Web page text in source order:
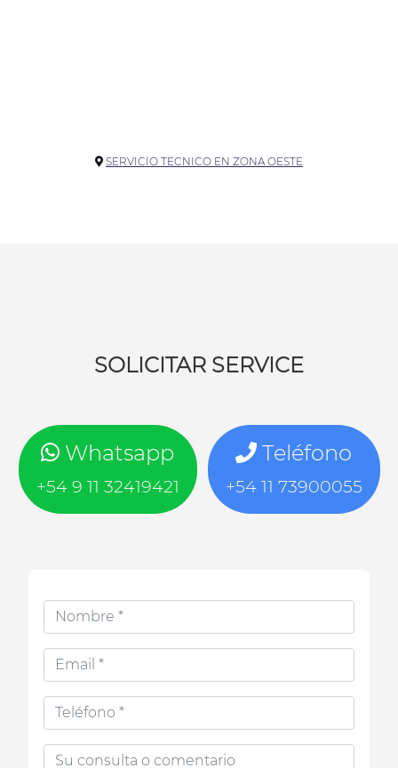
SERVICIO TECNICO EN ZONA OESTE
SOLICITAR SERVICE
Whatsapp
+54 9 11 32419421
Teléfono
+54 11 73900055